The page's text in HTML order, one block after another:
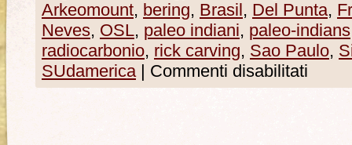
Arkeomount, bering, Brasil , Del Punta,
Neves, OSL, paleo indiani, paleo-indians
radiocarbonio, rick carving, Sao Paulo,
SUdamerica
Commenti disabilitati